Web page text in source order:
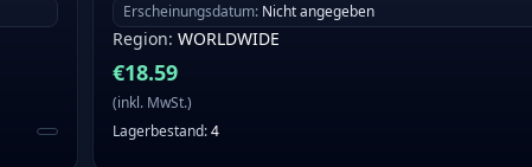
Erscheinungsdatum: Nicht angegeben
Region: WORLDWIDE
€18.59
(inkl. MwSt.)
Lagerbestand:4